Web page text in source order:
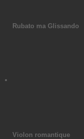
Rubato ma Glissando
Violon romantique